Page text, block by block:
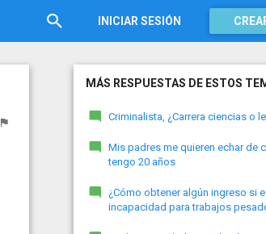
INICIAR SESIÓN
MÁS RESPUESTAS DE ESTOS
Criminalista, ¿Carrera ciencias o
Mis padres me quieren echar de
tengo 20 años
¿Cómo obtener algún ingreso si
incapacidad para trabajos